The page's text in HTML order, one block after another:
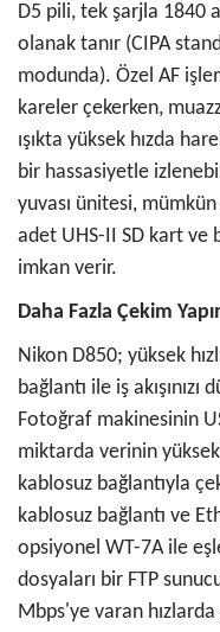
D5 pili, tek şarjla 1840
olanak tanır (CIPA
modunda). Özel AF
kareler çekerken,
ışıkta yüksek hızda
bir hassasiyetle
yuvası ünitesi,
adet UHS-II SD kart ve
imkan verir.
Daha Fazla Çekim
Nikon D850; yüksek
bağlantı ile iş akışınızı
Fotoğraf makinesinin
miktarda verinin yüksek
kablosuz bağlantıyla
kablosuz bağlantı ve
opsiyonel WT-7A ile
dosyaları bir FTP
Mbps'ye varan